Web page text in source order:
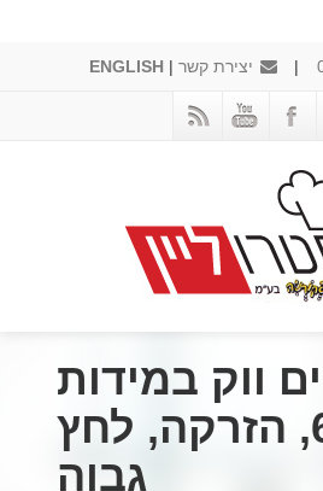
| יצירת קשר |
ENGLISH
ווק במידות
60X90, הזרקה, לחץ
גבוה